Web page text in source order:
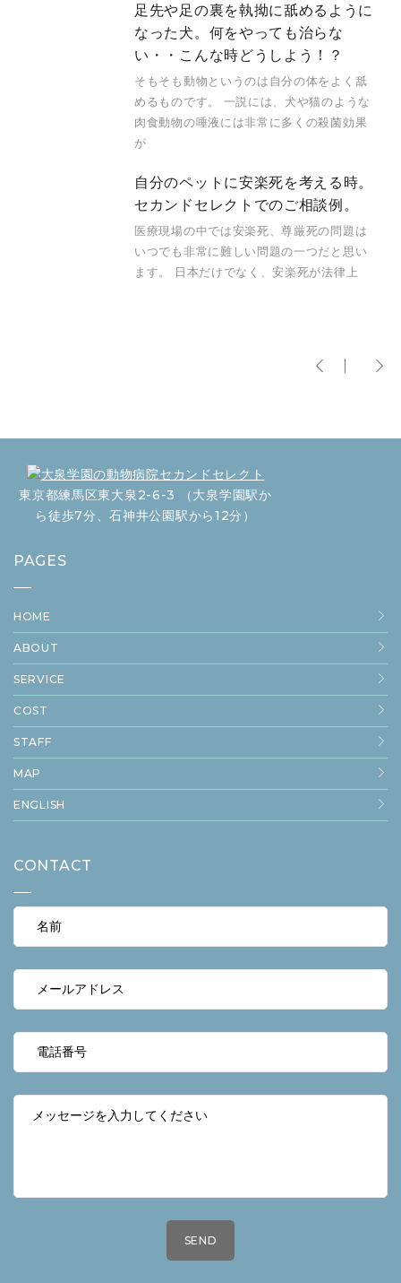
足先や足の裏を執拗に舐めるように
なった犬。何をやっても治らな
い・・こんな時どうしよう！？
そもそも動物というのは自分の体をよく舐
めるものです。 一説には、犬や猫のような
肉食動物の唾液には非常に多くの殺菌効果
が
自分のペットに安楽死を考える時。
セカンドセレクトでのご相談例。
医療現場の中では安楽死、尊厳死の問題は
いつでも非常に難しい問題の一つだと思い
ます。 日本だけでなく、安楽死が法律上
東京都練馬区東大泉2-6-3 （大泉学園駅か
ら徒歩7分、石神井公園駅から12分）
PAGES
HOME
ABOUT
SERVICE
COST
STAFF
MAP
ENGLISH
CONTACT